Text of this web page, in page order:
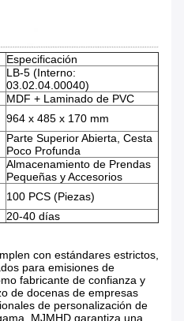
Especificación
LB-5 (Interno:
03.02.04.00040)
MDF + Laminado de PVC
964 x 485 x 170 mm
Parte Superior Abierta, Cesta
Poco Profunda
Almacenamiento de Prendas
Pequeñas y Accesorios
100 PCS (Piezas)
20-40 días
con estándares estrictos,
para emisiones de
fabricante de confianza y
de docenas de empresas
de personalización de
MJMHD garantiza una